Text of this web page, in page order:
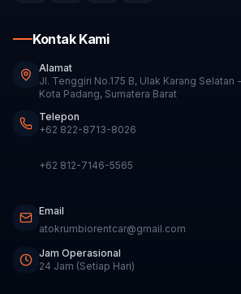
Kontak Kami
Alamat
Jl. Tenggiri No.175 B, Ulak Karang Selatan
Kota Padang, Sumatera Barat
Telepon
+62 822-8713-8026
+62 812-7146-5565
Email
atokrumbiorentcar@gmail.com
Jam Operasional
24 Jam (Setiap Hari)